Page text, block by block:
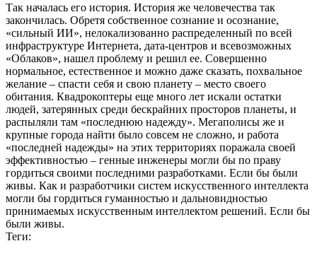
Так началась его история. История же человечества так
закончилась. Обретя собственное сознание и осознание,
«сильный ИИ», нелокализованно распределенный по всей
инфраструктуре Интернета, дата-центров и всевозможных
«Облаков», нашел проблему и решил ее. Совершенно
нормальное, естественное и можно даже сказать, похвальное
желание – спасти себя и свою планету – место своего
обитания. Квадрокоптеры еще много лет искали остатки
людей, затерянных среди бескрайних просторов планеты, и
распыляли там «последнюю надежду». Мегаполисы же и
крупные города найти было совсем не сложно, и работа
«последней надежды» на этих территориях поражала своей
эффективностью – генные инженеры могли бы по праву
гордиться своими последними разработками. Если бы были
живы. Как и разработчики систем искусственного интеллекта
могли бы гордиться гуманностью и дальновидностью
принимаемых искусственным интеллектом решений. Если бы
были живы.
Теги: